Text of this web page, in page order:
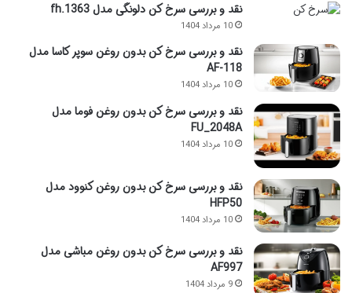
نقد و بررسی سرخ کن دلونگی مدل fh.1363
10 مرداد 1404
نقد و بررسی سرخ کن بدون روغن سوپر کاسا مدل
AF-118
10 مرداد 1404
نقد و بررسی سرخ کن بدون روغن فوما مدل
FU_2048A
10 مرداد 1404
نقد و بررسی سرخ کن بدون روغن کنوود مدل
HFP50
10 مرداد 1404
نقد و بررسی سرخ کن بدون روغن مباشی مدل
AF997
9 مرداد 1404